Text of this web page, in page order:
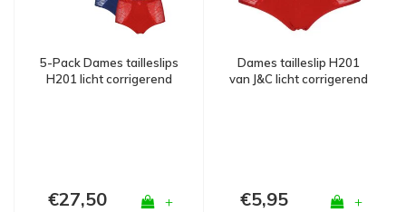
5-Pack Dames tailleslips
H201 licht corrigerend
€27,50 +
Dames tailleslip H201
van J&C licht corrigerend
€5,95 +